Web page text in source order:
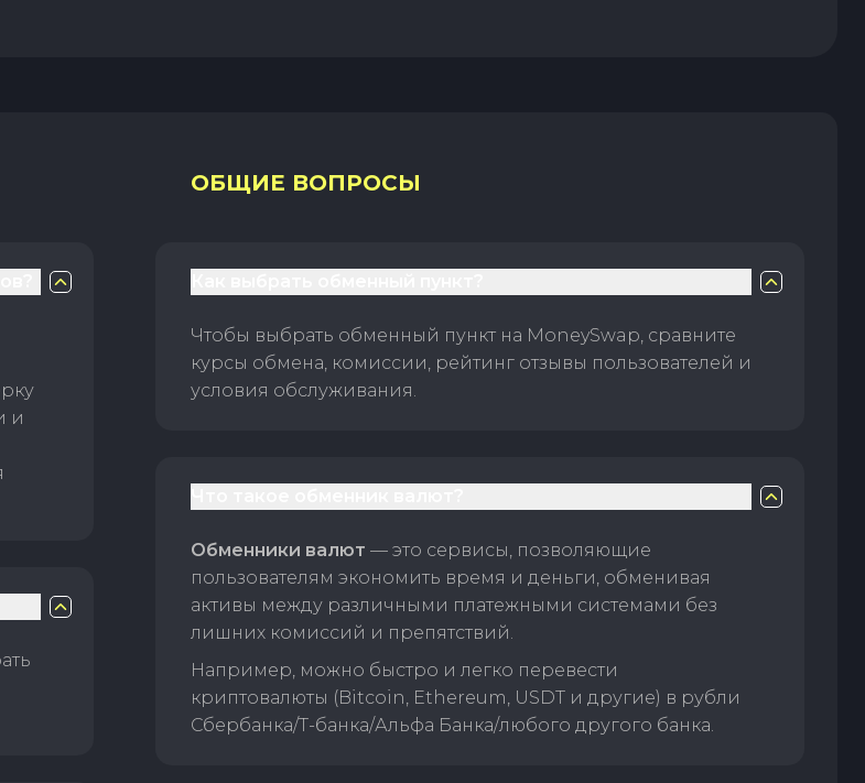
и
ОБЩИЕ ВОПРОСЫ
Чтобы выбрать обменный пункт на MoneySwap, сравните
курсы обмена, комиссии, рейтинг отзывы пользователей и
условия обслуживания.
Обменники валют — это сервисы, позволяющие
пользователям экономить время и деньги, обменивая
активы между различными платежными системами без
лишних комиссий и препятствий.
Например, можно быстро и легко перевести
криптовалюты (Bitcoin, Ethereum, USDT и другие) в рубли
Сбербанка/Т-банка/Альфа Банка/любого другого банка.